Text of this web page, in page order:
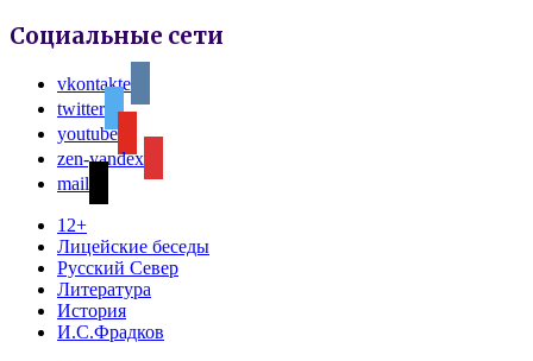
Социальные сети
vkontakte
twitter
youtube
zen-yandex
mail
12+
Лицейские беседы
Русский Север
Литература
История
И.С.Фрадков